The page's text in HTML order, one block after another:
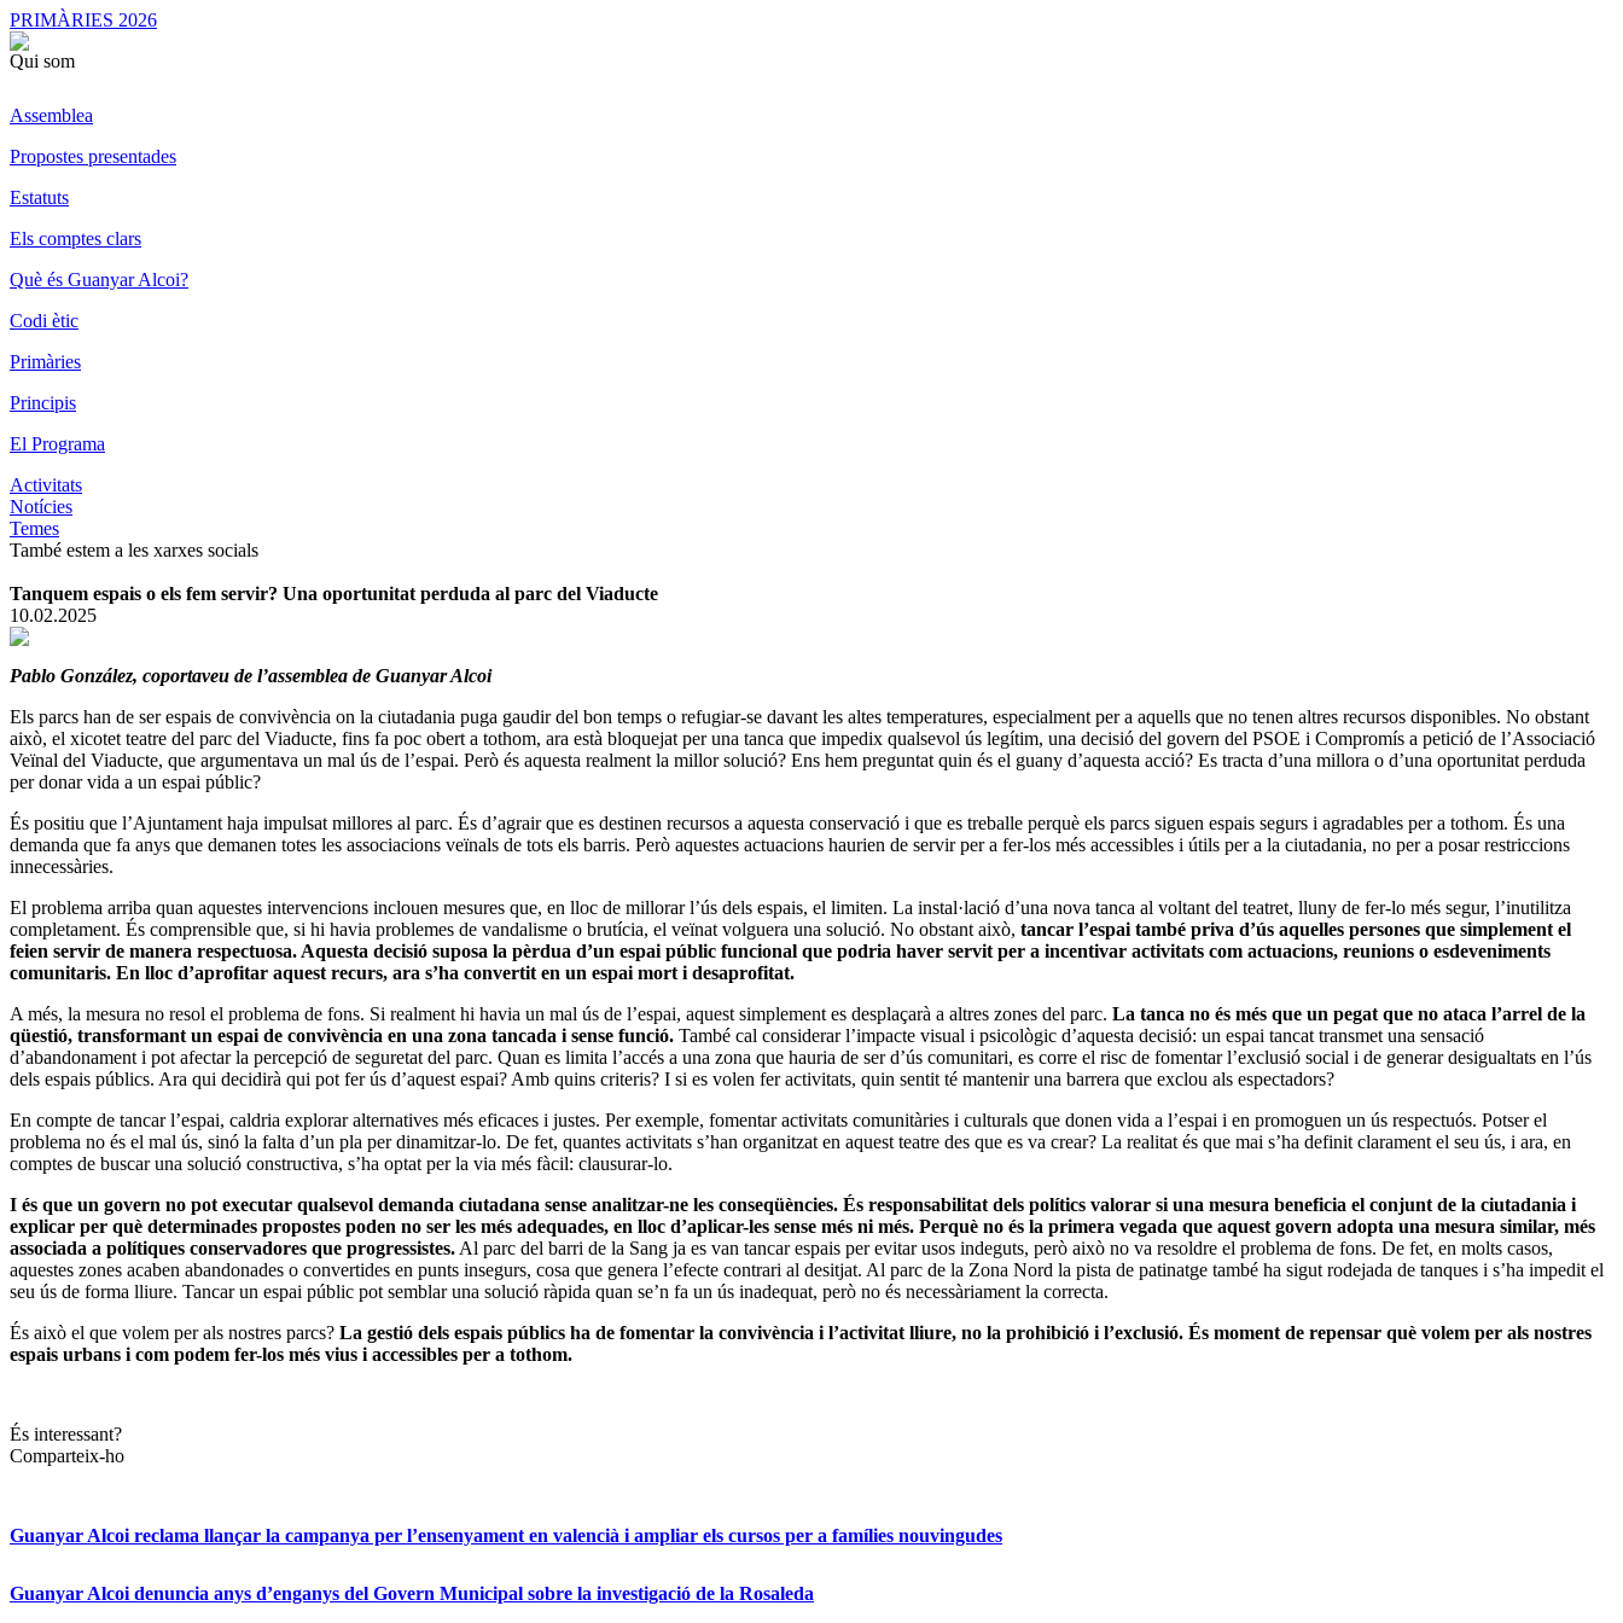
PRIMÀRIES 2026
Qui som
Assemblea
Propostes presentades
Estatuts
Els comptes clars
Què és Guanyar Alcoi?
Codi ètic
Primàries
Principis
El Programa
Activitats
Notícies
Temes
També estem a les xarxes socials
Tanquem espais o els fem servir? Una oportunitat perduda al parc del Viaducte
10.02.2025
Pablo González, coportaveu de l’assemblea de Guanyar Alcoi
Els parcs han de ser espais de convivència on la ciutadania puga gaudir del bon temps o refugiar-se davant les altes temperatures, especialment per a aquells que no tenen altres recursos disponibles. No obstant
això, el xicotet teatre del parc del Viaducte, fins fa poc obert a tothom, ara està bloquejat per una tanca que impedix qualsevol ús legítim, una decisió del govern del PSOE i Compromís a petició de l’Associació
Veïnal del Viaducte, que argumentava un mal ús de l’espai. Però és aquesta realment la millor solució? Ens hem preguntat quin és el guany d’aquesta acció? Es tracta d’una millora o d’una oportunitat perduda
per donar vida a un espai públic?
És positiu que l’Ajuntament haja impulsat millores al parc. És d’agrair que es destinen recursos a aquesta conservació i que es treballe perquè els parcs siguen espais segurs i agradables per a tothom. És una
demanda que fa anys que demanen totes les associacions veïnals de tots els barris. Però aquestes actuacions haurien de servir per a fer-los més accessibles i útils per a la ciutadania, no per a posar restriccions
innecessàries.
El problema arriba quan aquestes intervencions inclouen mesures que, en lloc de millorar l’ús dels espais, el limiten. La instal·lació d’una nova tanca al voltant del teatret, lluny de fer-lo més segur, l’inutilitza
completament. És comprensible que, si hi havia problemes de vandalisme o brutícia, el veïnat volguera una solució. No obstant això, tancar l’espai també priva d’ús aquelles persones que simplement el
feien servir de manera respectuosa. Aquesta decisió suposa la pèrdua d’un espai públic funcional que podria haver servit per a incentivar activitats com actuacions, reunions o esdeveniments
comunitaris. En lloc d’aprofitar aquest recurs, ara s’ha convertit en un espai mort i desaprofitat.
A més, la mesura no resol el problema de fons. Si realment hi havia un mal ús de l’espai, aquest simplement es desplaçarà a altres zones del parc. La tanca no és més que un pegat que no ataca l’arrel de la
qüestió, transformant un espai de convivència en una zona tancada i sense funció. També cal considerar l’impacte visual i psicològic d’aquesta decisió: un espai tancat transmet una sensació
d’abandonament i pot afectar la percepció de seguretat del parc. Quan es limita l’accés a una zona que hauria de ser d’ús comunitari, es corre el risc de fomentar l’exclusió social i de generar desigualtats en l’ús
dels espais públics. Ara qui decidirà qui pot fer ús d’aquest espai? Amb quins criteris? I si es volen fer activitats, quin sentit té mantenir una barrera que exclou als espectadors?
En compte de tancar l’espai, caldria explorar alternatives més eficaces i justes. Per exemple, fomentar activitats comunitàries i culturals que donen vida a l’espai i en promoguen un ús respectuós. Potser el
problema no és el mal ús, sinó la falta d’un pla per dinamitzar-lo. De fet, quantes activitats s’han organitzat en aquest teatre des que es va crear? La realitat és que mai s’ha definit clarament el seu ús, i ara, en
comptes de buscar una solució constructiva, s’ha optat per la via més fàcil: clausurar-lo.
I és que un govern no pot executar qualsevol demanda ciutadana sense analitzar-ne les conseqüències. És responsabilitat dels polítics valorar si una mesura beneficia el conjunt de la ciutadania i
explicar per què determinades propostes poden no ser les més adequades, en lloc d’aplicar-les sense més ni més. Perquè no és la primera vegada que aquest govern adopta una mesura similar, més
associada a polítiques conservadores que progressistes. Al parc del barri de la Sang ja es van tancar espais per evitar usos indeguts, però això no va resoldre el problema de fons. De fet, en molts casos,
aquestes zones acaben abandonades o convertides en punts insegurs, cosa que genera l’efecte contrari al desitjat. Al parc de la Zona Nord la pista de patinatge també ha sigut rodejada de tanques i s’ha impedit el
seu ús de forma lliure. Tancar un espai públic pot semblar una solució ràpida quan se’n fa un ús inadequat, però no és necessàriament la correcta.
És això el que volem per als nostres parcs? La gestió dels espais públics ha de fomentar la convivència i l’activitat lliure, no la prohibició i l’exclusió. És moment de repensar què volem per als nostres
espais urbans i com podem fer-los més vius i accessibles per a tothom.
És interessant?
Comparteix-ho
Guanyar Alcoi reclama llançar la campanya per l’ensenyament en valencià i ampliar els cursos per a famílies nouvingudes
Guanyar Alcoi denuncia anys d’enganys del Govern Municipal sobre la investigació de la Rosaleda